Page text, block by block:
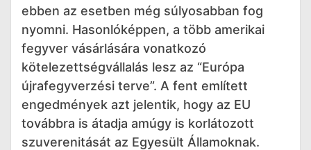
ebben az esetben még súlyosabban fog
nyomni. Hasonlóképpen, a több amerikai
fegyver vásárlására vonatkozó
kötelezettségvállalás lesz az “Európa
újrafegyverzési terve”. A fent említett
engedmények azt jelentik, hogy az EU
továbbra is átadja amúgy is korlátozott
szuverenitását az Egyesült Államoknak.